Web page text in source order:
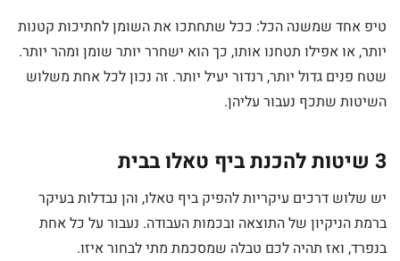
טיפ אחד שמשנה הכל: ככל שתחתכו את השומן לחתיכות קטנות
יותר, או אפילו תטחנו אותו, כך הוא ישחרר יותר שומן ומהר יותר.
שטח פנים גדול יותר, רנדור יעיל יותר. זה נכון לכל אחת משלוש
השיטות שתכף נעבור עליהן.
3 שיטות להכנת ביף טאלו בבית
יש שלוש דרכים עיקריות להפיק ביף טאלו, והן נבדלות בעיקר
ברמת הניקיון של התוצאה ובכמות העבודה. נעבור על כל אחת
בנפרד, ואז תהיה לכם טבלה שמסכמת מתי לבחור איזו.